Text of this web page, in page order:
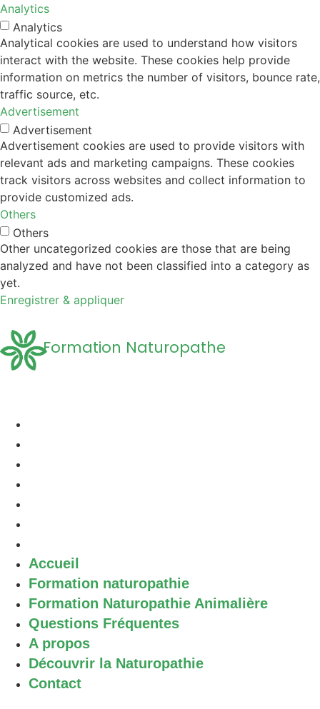
Analytics
Analytics
Analytical cookies are used to understand how visitors
interact with the website. These cookies help provide
information on metrics the number of visitors, bounce rate,
traffic source, etc.
Advertisement
Advertisement
Advertisement cookies are used to provide visitors with
relevant ads and marketing campaigns. These cookies
track visitors across websites and collect information to
provide customized ads.
Others
Others
Other uncategorized cookies are those that are being
analyzed and have not been classified into a category as
yet.
Enregistrer & appliquer
Formation Naturopathe
Accueil
Formation naturopathie
Formation Naturopathie Animalière
Questions Fréquentes
A propos
Découvrir la Naturopathie
Contact